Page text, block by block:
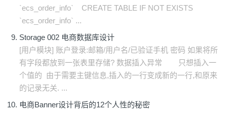
`ecs_order_info` CREATE TABLE IF NOT EXISTS
`ecs_order_info` ...
Storage 002 电商数据库设计
[用户模块] 账户登录:邮箱/用户名/已验证手机 密码 如果将所
有字段都放到一张表里存储? 数据插入异常 只想插入一
个值的 由于需要主键信息,插入的一行变成新的一行,和原来
的记录无关. ...
电商Banner设计背后的12个人性的秘密